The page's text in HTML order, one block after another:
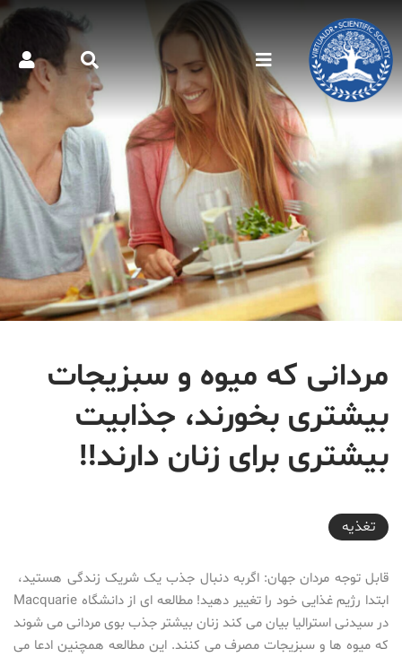
مردانی که میوه و سبزیجات
بیشتری بخورند، جذابیت
بیشتری برای زنان دارند!!
2017-08-18T00:00:00+04:30
تغذیه
قابل توجه مردان جهان: اگربه دنبال جذب یک شریک زندگی هستید،
ابتدا رژیم غذایی خود را تغییر دهید! مطالعه ای از دانشگاه Macquarie
در سیدنی استرالیا بیان می کند زنان بیشتر جذب بوی مردانی می شوند
که میوه ها و سبزیجات مصرف می کنند. این مطالعه همچنین ادعا می